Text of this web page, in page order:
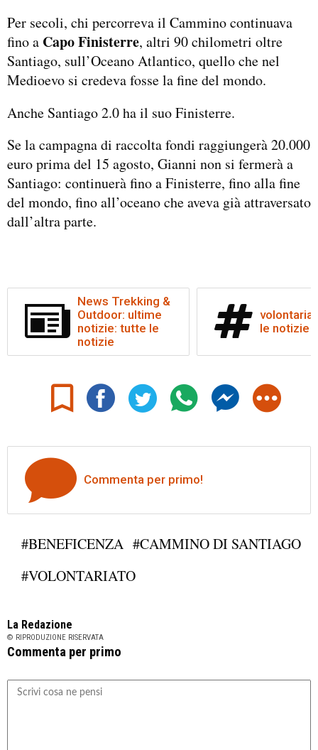
Per secoli, chi percorreva il Cammino continuava
fino a Capo Finisterre, altri 90 chilometri oltre
Santiago, sull’Oceano Atlantico, quello che nel
Medioevo si credeva fosse la fine del mondo.
Anche Santiago 2.0 ha il suo Finisterre.
Se la campagna di raccolta fondi raggiungerà 20.000
euro prima del 15 agosto, Gianni non si fermerà a
Santiago: continuerà fino a Finisterre, fino alla fine
del mondo, fino all’oceano che aveva già attraversato
dall’altra parte.
News Trekking &
Outdoor: ultime
notizie: tutte le
notizie
le notizie
Commenta per primo!
#BENEFICENZA #CAMMINO DI SANTIAGO
#VOLONTARIATO
La Redazione
© RIPRODUZIONE RISERVATA
Commenta per primo